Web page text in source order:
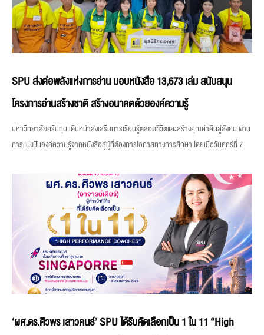
SPU ส่งต่อพลังแห่งการอ่าน มอบหนังสือ 13,673 เล่ม สนับสนุน
โครงการอ่านสร้างชาติ สร้างอนาคตด้วยองค์ความรู้
มหาวิทยาลัยศรีปทุม เดินหน้าส่งเสริมการเรียนรู้ตลอดชีวิตและสร้างคุณค่าคืนสู่สังคม ผ่าน
การแบ่งปันองค์ความรู้จากหนังสือสู่ผู้ที่ต้องการโอกาสทางการศึกษา โดยเมื่อวันศุกร์ที่ 7
‘ผศ.ดร.ศิวพร เสาวคนธ์’ SPU ได้รับคัดเลือกเป็น 1 ใน 11 “High